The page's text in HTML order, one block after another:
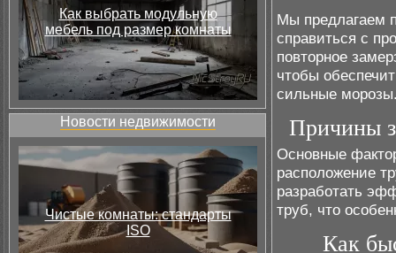
Как выбрать модульную
мебель под размер комнаты
Новости недвижимости
Чистые комнаты: стандарты
ISO
Мы предлагаем
справиться с
повторное
чтобы
сильные
Причины
Основные
расположение
разработать
труб, что
Как